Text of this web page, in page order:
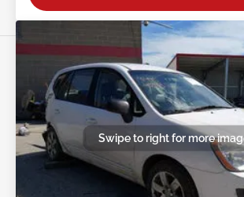
Swipe to right for more